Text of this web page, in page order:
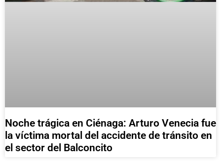
Noche trágica en Ciénaga: Arturo Venecia fue
la víctima mortal del accidente de tránsito en
el sector del Balconcito